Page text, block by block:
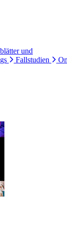
und
Fallstudien